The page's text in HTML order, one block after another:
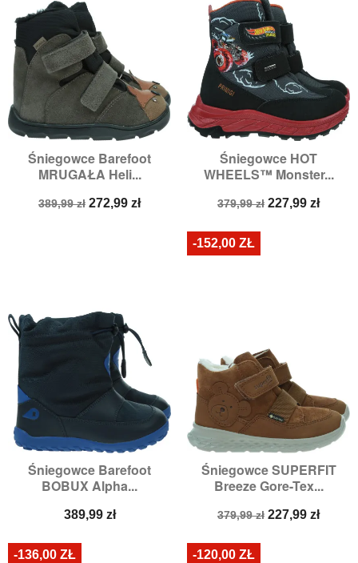
Śniegowce Barefoot
MRUGAŁA Heli...
Cena
389,99 zł Cena
272,99 zł
Śniegowce HOT
WHEELS™ Monster...
Cena
379,99 zł Cena
227,99 zł
Śniegowce Barefoot
BOBUX Alpha...
Cena
389,99 zł
Śniegowce SUPERFIT
Breeze Gore-Tex...
Cena
379,99 zł Cena
227,99 zł
-152,00 ZŁ
-136,00 ZŁ -120,00 ZŁ